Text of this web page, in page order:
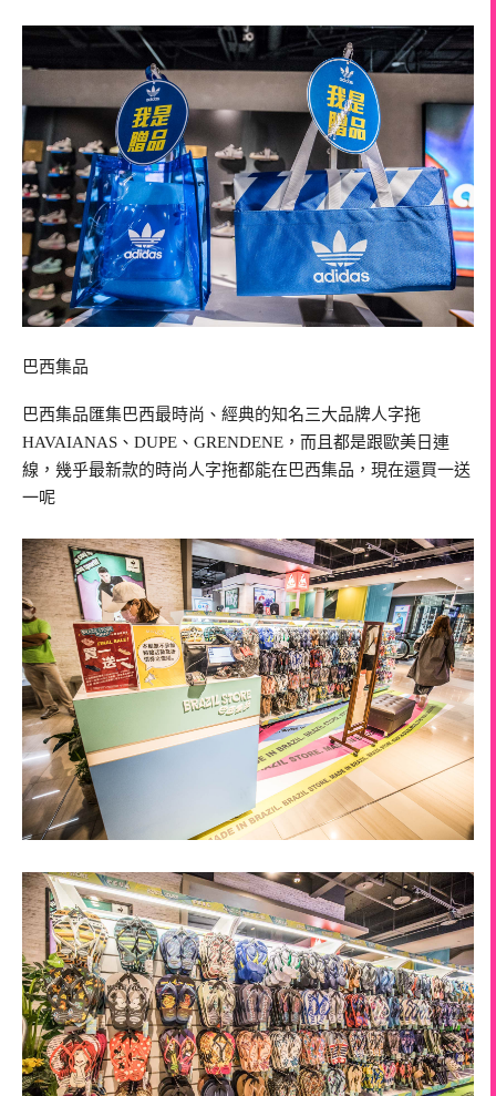
巴西集品
巴西集品匯集巴西最時尚、經典的知名三大品牌人字拖
HAVAIANAS、DUPE、GRENDENE，而且都是跟歐美日連
線，幾乎最新款的時尚人字拖都能在巴西集品，現在還買一送
一呢